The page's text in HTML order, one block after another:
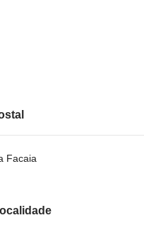
Facaia